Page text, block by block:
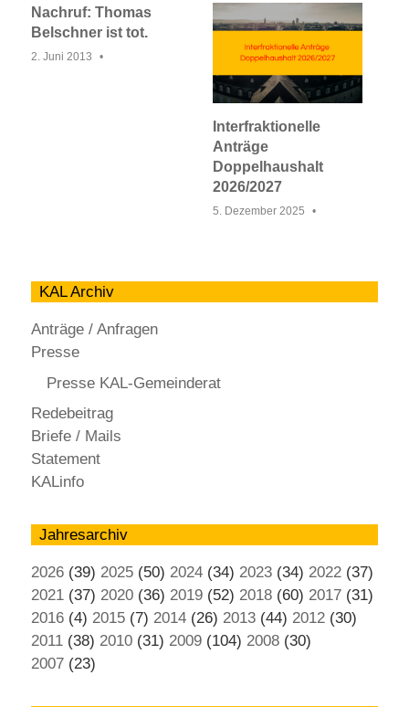
Nachruf: Thomas
Belschner ist tot.
2. Juni 2013
Interfraktionelle
Anträge
Doppelhaushalt
2026/2027
5. Dezember 2025
KAL Archiv
Anträge / Anfragen
Presse
Presse KAL-Gemeinderat
Redebeitrag
Briefe / Mails
Statement
KALinfo
Jahresarchiv
2026 (39) 2025 (50) 2024 (34) 2023 (34) 2022 (37)
2021 (37) 2020 (36) 2019 (52) 2018 (60) 2017 (31)
2016 (4) 2015 (7) 2014 (26) 2013 (44) 2012 (30)
2011 (38) 2010 (31) 2009 (104) 2008 (30)
2007 (23)